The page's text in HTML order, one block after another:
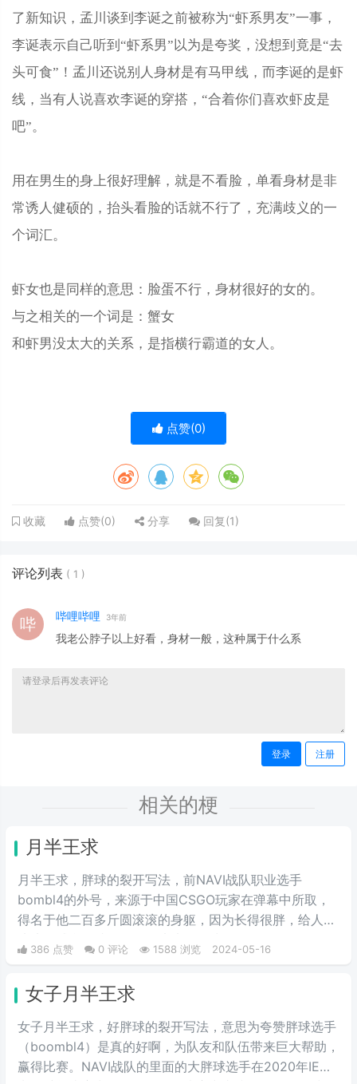
了新知识，孟川谈到李诞之前被称为“虾系男友”一事，
李诞表示自己听到“虾系男”以为是夸奖，没想到竟是“去
头可食”！孟川还说别人身材是有马甲线，而李诞的是虾
线，当有人说喜欢李诞的穿搭，“合着你们喜欢虾皮是
吧”。
用在男生的身上很好理解，就是不看脸，单看身材是非
常诱人健硕的，抬头看脸的话就不行了，充满歧义的一
个词汇。
虾女也是同样的意思：脸蛋不行，身材很好的女的。
与之相关的一个词是：蟹女
和虾男没太大的关系，是指横行霸道的女人。
点赞(0)
收藏 点赞(0) 分享 回复(1)
评论列表 ( 1 )
哔哩哔哩 3年前
我老公脖子以上好看，身材一般，这种属于什么系
登录 注册
相关的梗
月半王求
月半王求，胖球的裂开写法，前NAVI战队职业选手
bombl4的外号，来源于中国CSGO玩家在弹幕中所取，
得名于他二百多斤圆滚滚的身躯，因为长得很胖，给人圆
386 点赞 0 评论 1588 浏览 2024-05-16
女子月半王求
女子月半王求，好胖球的裂开写法，意思为夸赞胖球选手
（boombl4）是真的好啊，为队友和队伍带来巨大帮助，
赢得比赛。NAVI战队的里面的大胖球选手在2020年IEM